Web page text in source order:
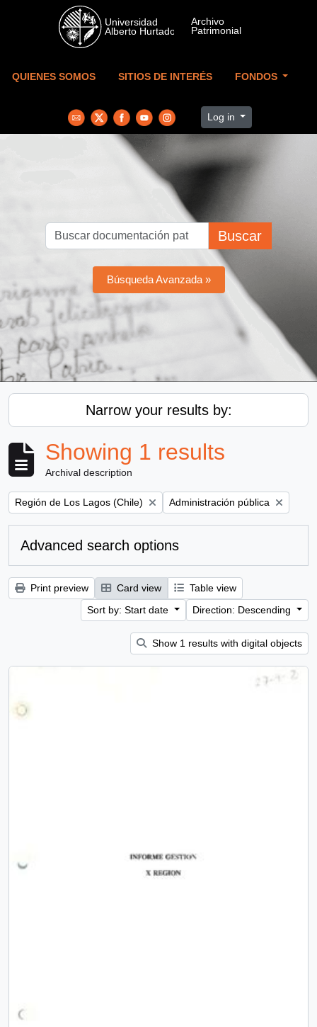
Skip to main content
QUIENES SOMOS SITIOS DE INTERÉS FONDOS
Log in
Buscar
Búsqueda Avanzada »
Narrow your results by:
Showing 1 results
Archival description
Remove filter:
Región de Los Lagos (Chile) Remove filter:
Administración pública
Advanced search options
Print preview Card view
Table view
Sort by: Start date
Direction: Descending
Show 1 results with digital objects